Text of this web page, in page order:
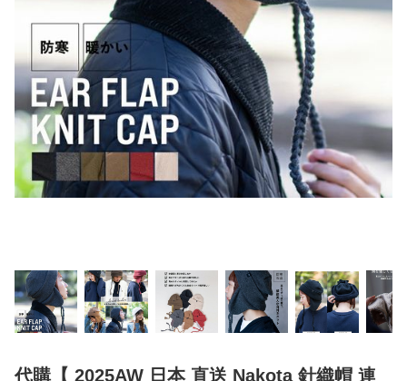
代購【 2025AW 日本 直送 Nakota 針織帽 連